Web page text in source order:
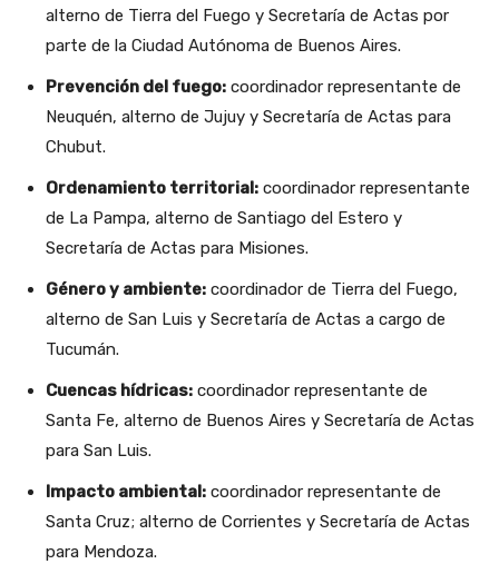
alterno de Tierra del Fuego y Secretaría de Actas por
parte de la Ciudad Autónoma de Buenos Aires.
Prevención del fuego: coordinador representante de
Neuquén, alterno de Jujuy y Secretaría de Actas para
Chubut.
Ordenamiento territorial: coordinador representante
de La Pampa, alterno de Santiago del Estero y
Secretaría de Actas para Misiones.
Género y ambiente: coordinador de Tierra del Fuego,
alterno de San Luis y Secretaría de Actas a cargo de
Tucumán.
Cuencas hídricas: coordinador representante de
Santa Fe, alterno de Buenos Aires y Secretaría de Actas
para San Luis.
Impacto ambiental: coordinador representante de
Santa Cruz; alterno de Corrientes y Secretaría de Actas
para Mendoza.